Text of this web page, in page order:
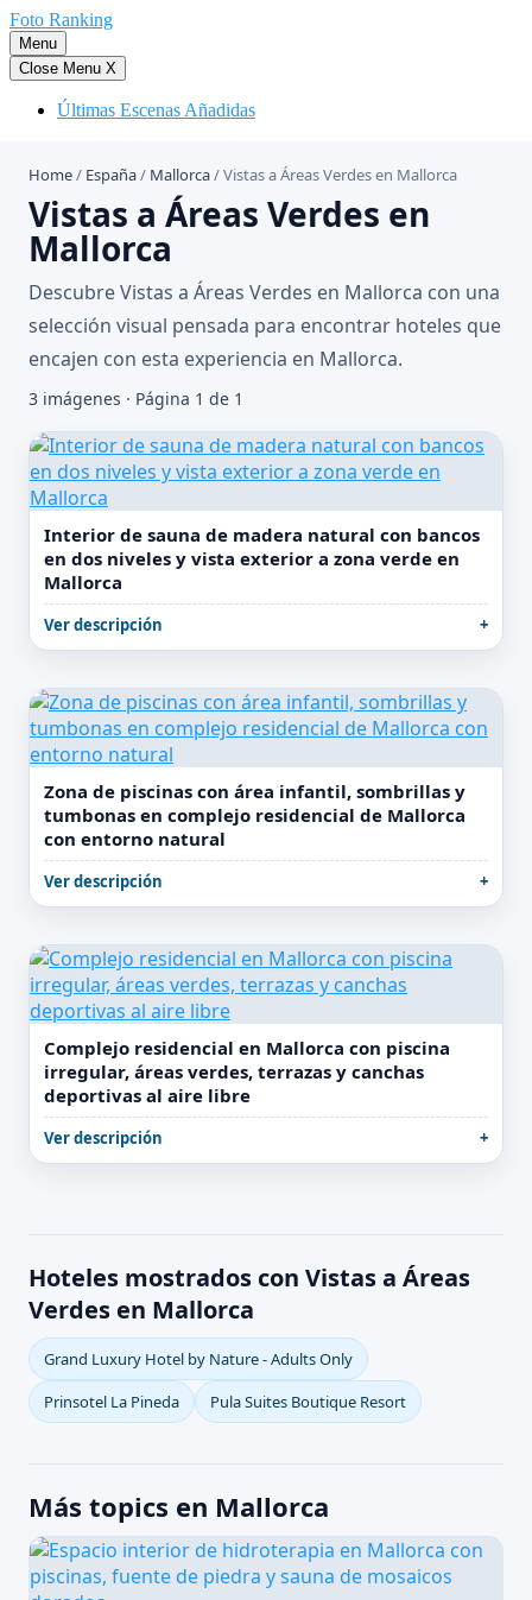
Saltar
al
contenido
Foto Ranking
Menu
Close Menu X
Últimas Escenas Añadidas
Home/ España/ Mallorca/Vistas a Áreas Verdes en Mallorca
Vistas a Áreas Verdes en
Mallorca
Descubre Vistas a Áreas Verdes en Mallorca con una
selección visual pensada para encontrar hoteles que
encajen con esta experiencia en Mallorca.
3 imágenes · Página 1 de 1
Interior de sauna de madera natural con bancos
en dos niveles y vista exterior a zona verde en
Mallorca
Ver descripción
Zona de piscinas con área infantil, sombrillas y
tumbonas en complejo residencial de Mallorca
con entorno natural
Ver descripción
Complejo residencial en Mallorca con piscina
irregular, áreas verdes, terrazas y canchas
deportivas al aire libre
Ver descripción
Hoteles mostrados con Vistas a Áreas
Verdes en Mallorca
Grand Luxury Hotel by Nature - Adults Only
Prinsotel La Pineda
Pula Suites Boutique Resort
Más topics en Mallorca